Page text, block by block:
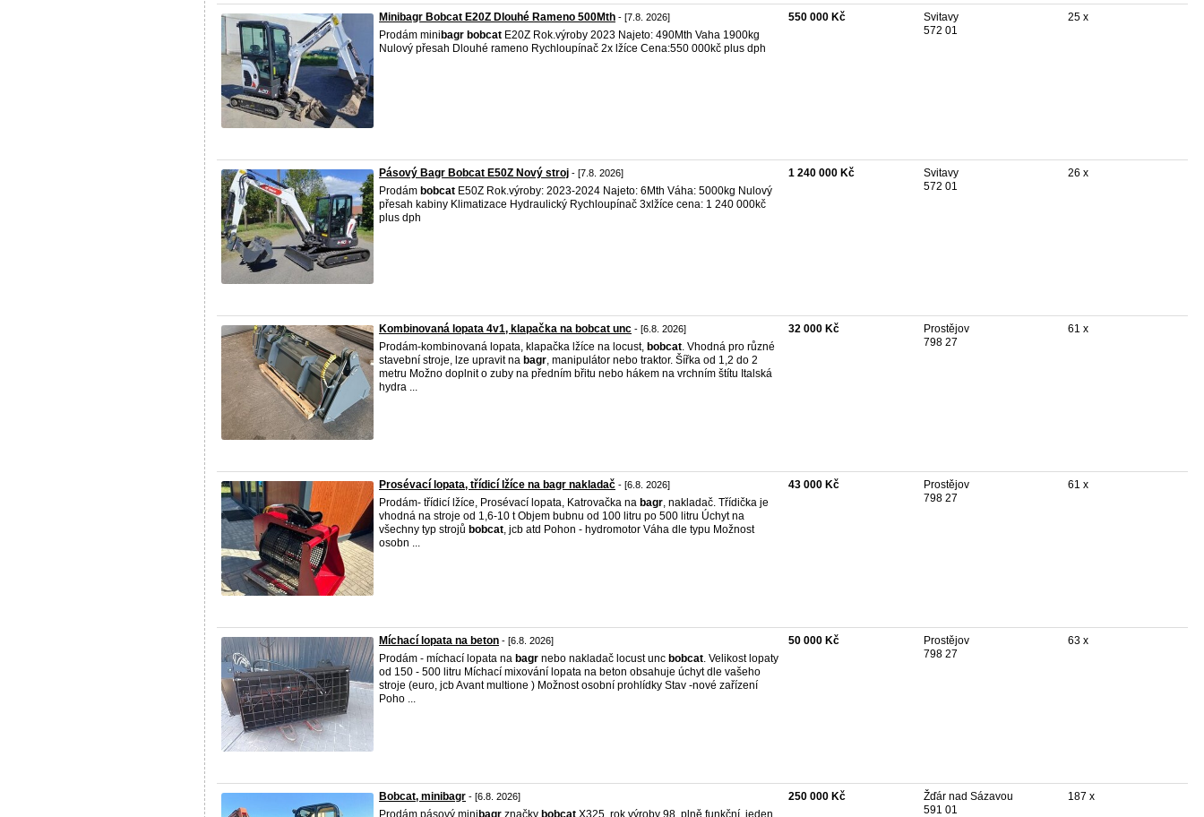
Minibagr Bobcat E20Z Dlouhé Rameno 500Mth - [7.8. 2026]
Prodám mini bagr bobcat E20Z Rok.výroby 2023 Najeto: 490Mth Vaha 1900kg
Nulový přesah Dlouhé rameno Rychloupínač 2x lžíce Cena:550 000kč plus dph
550 000 Kč
Svitavy
572 01
25 x
Pásový Bagr Bobcat E50Z Nový stroj - [7.8. 2026]
Prodám bobcat E50Z Rok.výroby: 2023-2024 Najeto: 6Mth Váha: 5000kg Nulový
přesah kabiny Klimatizace Hydraulický Rychloupínač 3xlžíce cena: 1 240 000kč
plus dph
1 240 000 Kč
Svitavy
572 01
26 x
Kombinovaná lopata 4v1, klapačka na bobcat unc - [6.8. 2026]
Prodám-kombinovaná lopata, klapačka lžíce na locust, bobcat. Vhodná pro různé
stavební stroje, lze upravit na bagr, manipulátor nebo traktor. Šířka od 1,2 do 2
metru Možno doplnit o zuby na předním břitu nebo hákem na vrchním štítu Italská
hydra ...
32 000 Kč
Prostějov
798 27
61 x
Prosévací lopata, třídicí lžíce na bagr nakladač - [6.8. 2026]
Prodám- třídicí lžíce, Prosévací lopata, Katrovačka na bagr, nakladač. Třídička je
vhodná na stroje od 1,6-10 t Objem bubnu od 100 litru po 500 litru Úchyt na
všechny typ strojů bobcat, jcb atd Pohon - hydromotor Váha dle typu Možnost
osobn ...
43 000 Kč
Prostějov
798 27
61 x
Míchací lopata na beton - [6.8. 2026]
Prodám - míchací lopata na bagr nebo nakladač locust unc bobcat. Velikost lopaty
od 150 - 500 litru Míchací mixování lopata na beton obsahuje úchyt dle vašeho
stroje (euro, jcb Avant multione ) Možnost osobní prohlídky Stav -nové zařízení
Poho ...
50 000 Kč
Prostějov
798 27
63 x
Bobcat, minibagr - [6.8. 2026]
Prodám pásový mini bagr značky bobcat X325, rok výroby 98, plně funkční, jeden
250 000 Kč
Žďár nad Sázavou
591 01
187 x